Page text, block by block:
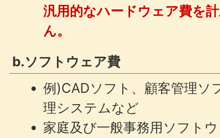
汎用的なハードウェア費を
ん。
b.ソフトウェア費
例)CADソフト、顧客管理ソ
理システムなど
家庭及び一般事務用ソフト